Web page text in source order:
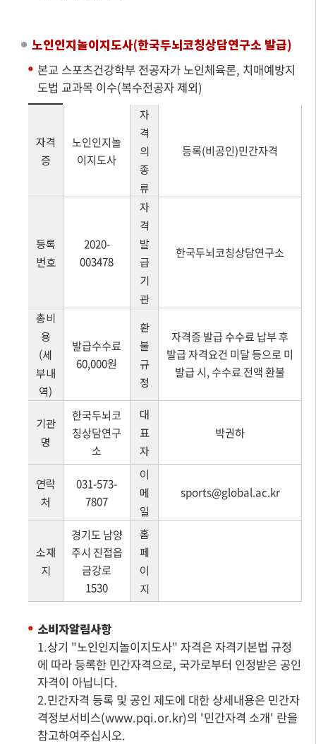
노인인지놀이지도사(한국두뇌코칭상담연구소 발급)
본교 스포츠건강학부 전공자가 노인체육론, 치매예방지
도법 교과목 이수(복수전공자 제외)
자격
증
노인인지놀
이지도사
자
격
의
종
류
등록(비공인)민간자격
등록
번호
2020-
003478
자
격
발
급
기
관
한국두뇌코칭상담연구소
총비
용
(세
부내
역)
발급수수료
60,000원
환
불
규
정
자격증 발급 수수료 납부 후
발급 자격요건 미달 등으로 미
발급 시, 수수료 전액 환불
기관
명
한국두뇌코
칭상담연구
소
대
표
자
박권하
연락
처
031-573-
7807
이
메
일
sports@global.ac.kr
소재
지
경기도 남양
주시 진접읍
금강로
1530
홈
페
이
지
소비자알림사항
1.상기 "노인인지놀이지도사" 자격은 자격기본법 규정
에 따라 등록한 민간자격으로, 국가로부터 인정받은 공인
자격이 아닙니다.
2.민간자격 등록 및 공인 제도에 대한 상세내용은 민간자
격정보서비스(www.pqi.or.kr)의 '민간자격 소개' 란을
참고하여주십시오.